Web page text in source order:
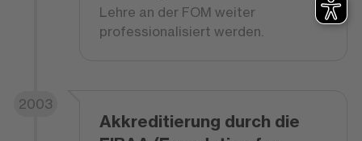
Lehre an der FOM weiter
professionalisiert werden.
2003
Akkreditierung durch die